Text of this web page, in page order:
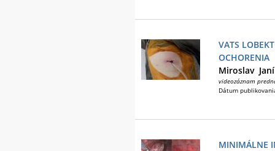
VATS
OCHORENIA
Miroslav
videozáznam
Dátum
MINIMÁLNE